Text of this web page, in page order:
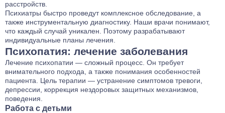
расстройств.
Психиатры быстро проведут комплексное обследование, а
также инструментальную диагностику. Наши врачи понимают,
что каждый случай уникален. Поэтому разрабатывают
индивидуальные планы лечения.
Психопатия: лечение заболевания
Лечение психопатии — сложный процесс. Он требует
внимательного подхода, а также понимания особенностей
пациента. Цель терапии — устранение симптомов тревоги,
депрессии, коррекция нездоровых защитных механизмов,
поведения.
Работа с детьми